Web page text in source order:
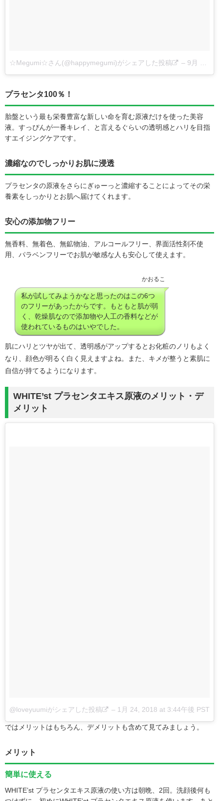
☆Megumi☆さん(@happymegumi)がシェアした投稿 – 9月 26, 2017 at 7:47午後 PDT
プラセンタ100％！
胎盤という最も栄養豊富な新しい命を育む原液だけを使った美容
液。すっぴんが一番キレイ、と言えるぐらいの透明感とハリを目指
すエイジングケアです。
濃縮なのでしっかりお肌に浸透
プラセンタの原液をさらにぎゅーっと濃縮することによってその栄
養素をしっかりとお肌へ届けてくれます。
安心の添加物フリー
無香料、無着色、無鉱物油、アルコールフリー、界面活性剤不使
用、パラベンフリーでお肌が敏感な人も安心して使えます。
かおるこ
私が試してみようかなと思ったのはこの6つ
のフリーがあったからです。もともと肌が弱
く、乾燥肌なので添加物や人工の香料などが
使われているものはいやでした。
肌にハリとツヤが出て、透明感がアップするとお化粧のノリもよく
なり、顔色が明るく白く見えますよね。また、キメが整うと素肌に
自信が持てるようになります。
WHITE’st プラセンタエキス原液のメリット・デ
メリット
@loveyuumiがシェアした投稿 – 1月 24, 2018 at 3:44午後 PST
ではメリットはもちろん、デメリットも含めて見てみましょう。
メリット
簡単に使える
WHITE’st プラセンタエキス原液の使い方は朝晩、2回。洗顔後何も